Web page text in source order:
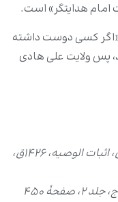
هدایتگر» است.
«اگر کسی دوست داشته
پس ولایت علی هادی
‌الوصیه،۱۴۲۶ق،
جلد۲، صفحۀ ۴۵۰